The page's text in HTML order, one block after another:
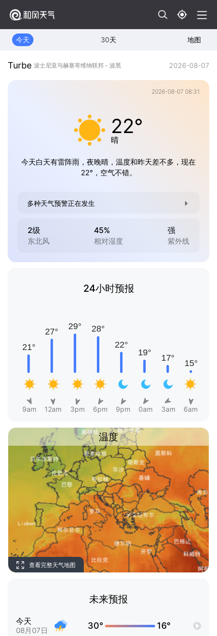
今天 30天 地图
Turbe 波士尼亚与赫塞哥维纳联邦 - 波黑 2026-08-07
2026-08-07 08:31
22°
晴
今天白天有雷阵雨，夜晚晴，温度和昨天差不多，现在
22°，空气不错。
多种天气预警正在发生
2级
东北风
45%
相对湿度
强
紫外线
24小时预报
9am 12am 3pm 6pm 9pm 0am 3am 6am
温度
查看完整天气地图
未来预报
今天
08月07日 30° 16°